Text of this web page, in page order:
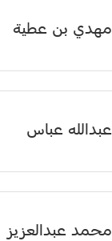
مهدي بن عطية
عبدالله عباس
محمد عبدالعزيز